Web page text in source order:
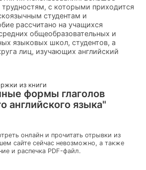
трудностям, с которыми приходится
студентам и
рассчитано на учащихся
общеобразовательных и
языковых школ, студентов, а
лиц, изучающих английский
из книги
формы глаголов
английского языка"
онлайн и прочитать отрывки из
сайте сейчас невозможно, а также
и распечка PDF-файл.